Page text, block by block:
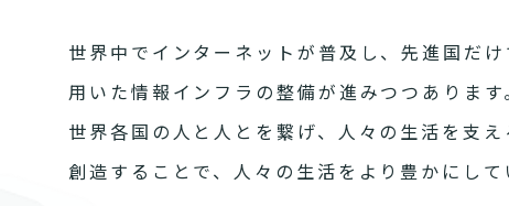
世界中でインターネットが普及し、先進国だ
用いた情報インフラの整備が進みつつあります
世界各国の人と人とを繋げ、人々の生活を支
創造することで、人々の生活をより豊かにして